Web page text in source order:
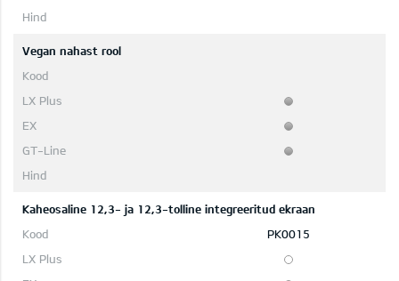
Vegan nahast rool
Kaheosaline 12,3- ja 12,3-tolline integreeritud ekraan
PK0015